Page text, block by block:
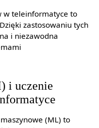
w teleinformatyce to
Dzięki zastosowaniu tych
i niezawodna
i uczenie
(ML) to